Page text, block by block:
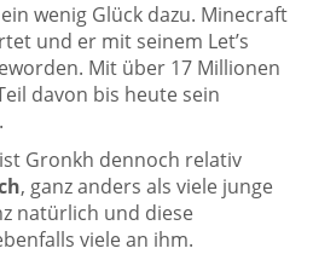
wenig Glück dazu. Minecraft
und er mit seinem Let’s
Mit über 17 Millionen
davon bis heute sein
Gronkh dennoch relativ
, ganz anders als viele junge
natürlich und diese
viele an ihm.